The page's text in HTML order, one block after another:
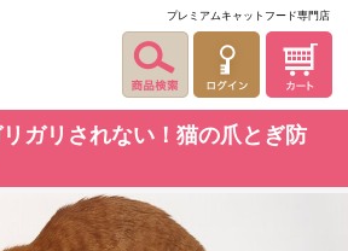
プレミアムキャットフード専門店
ガリされない！猫の爪とぎ防